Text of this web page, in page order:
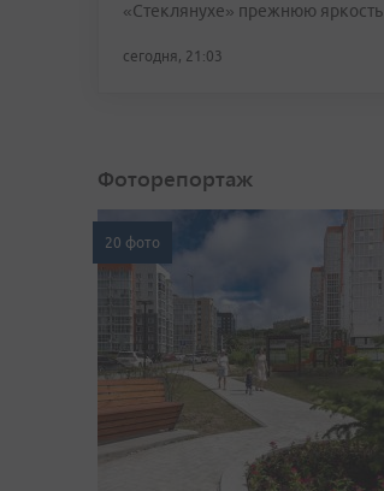
«Стеклянухе» прежнюю яркость
сегодня, 21:03
Фоторепортаж
20 фото